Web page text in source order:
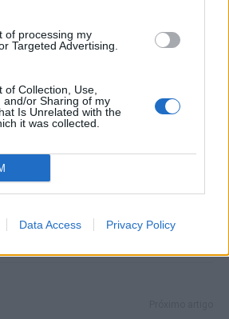
of processing my
Targeted Advertising.
of Collection, Use,
and/or Sharing of my
Is Unrelated with the
it was collected.
Data Access Privacy Policy
na frente e várias formações a lutar
de viragem no campeonato, com cada
numa fase já competitiva da